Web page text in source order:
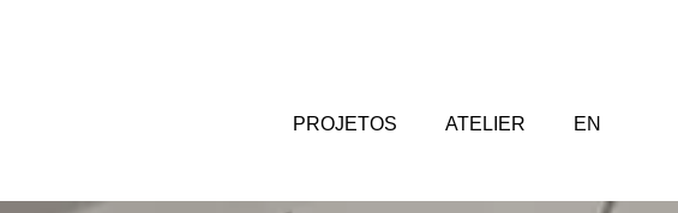
PROJETOS ATELIER EN